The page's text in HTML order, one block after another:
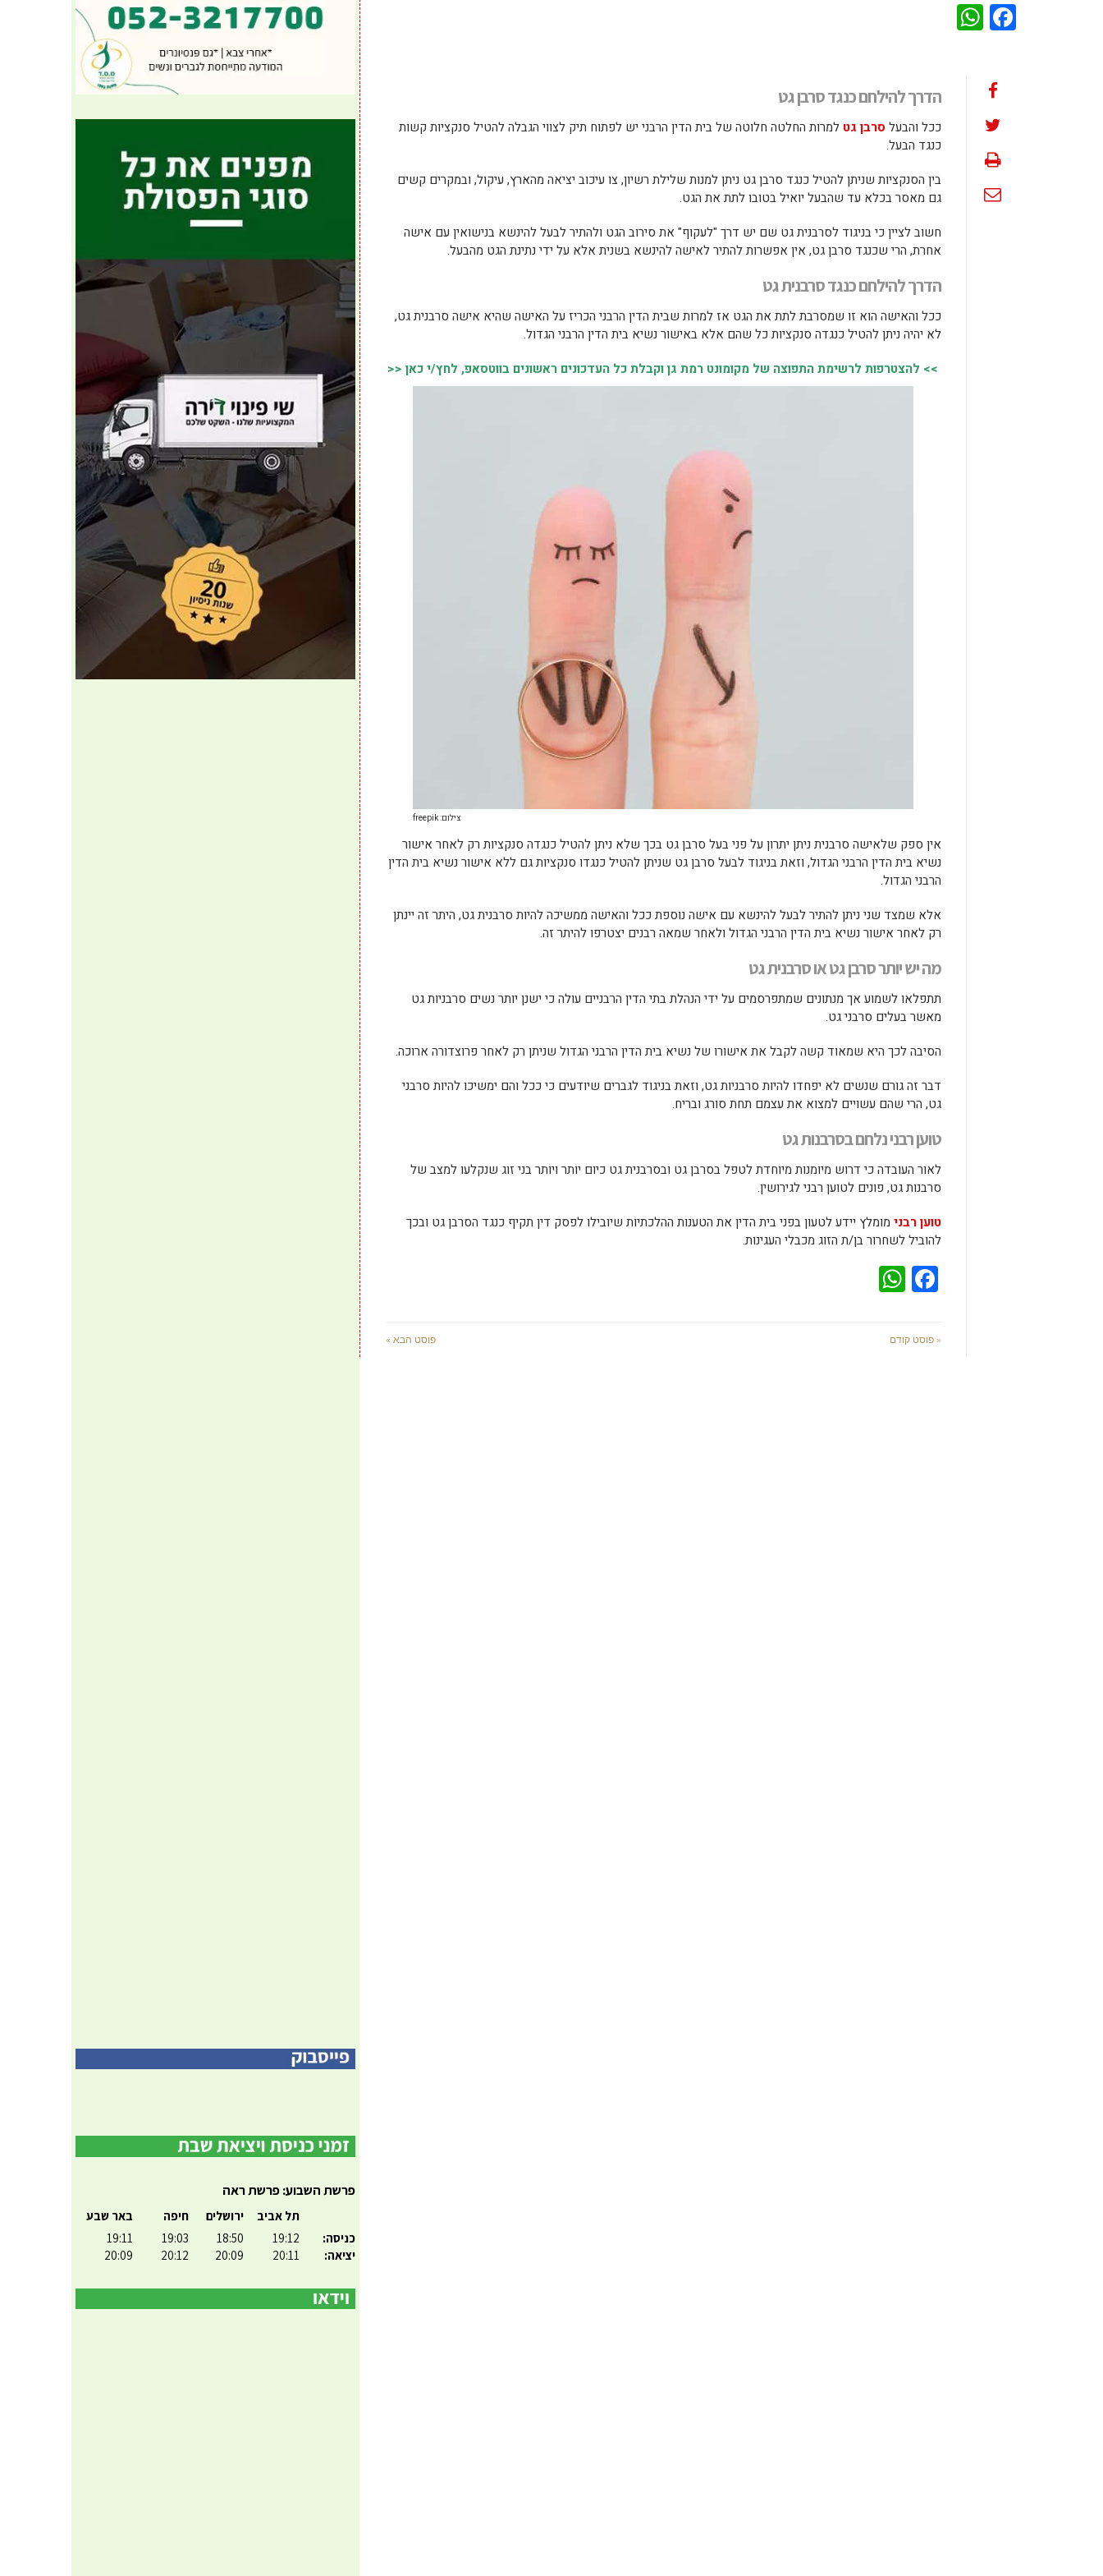
Facebook
הדרך להילחם כנגד סרבן גט
ככל והבעל סרבן גט למרות החלטה חלוטה של בית הדין הרבני יש לפתוח תיק לצווי הגבלה להטיל סנקציות קשות
כנגד הבעל.
בין הסנקציות שניתן להטיל כנגד סרבן גט ניתן למנות שלילת רשיון, צו עיכוב יציאה מהארץ, עיקול, ובמקרים קשים
גם מאסר בכלא עד שהבעל יואיל בטובו לתת את הגט.
חשוב לציין כי בניגוד לסרבנית גט שם יש דרך "לעקוף" את סירוב הגט ולהתיר לבעל להינשא בנישואין עם אישה
אחרת, הרי שכנגד סרבן גט, אין אפשרות להתיר לאישה להינשא בשנית אלא על ידי נתינת הגט מהבעל.
הדרך להילחם כנגד סרבנית גט
ככל והאישה הוא זו שמסרבת לתת את הגט אז למרות שבית הדין הרבני הכריז על האישה שהיא אישה סרבנית גט,
לא יהיה ניתן להטיל כנגדה סנקציות כל שהם אלא באישור נשיא בית הדין הרבני הגדול.
>> להצטרפות לרשימת התפוצה של מקומונט רמת גן וקבלת כל העדכונים ראשונים בווטסאפ, לחץ/י כאן <<
צילום: freepik
אין ספק שלאישה סרבנית ניתן יתרון על פני בעל סרבן גט בכך שלא ניתן להטיל כנגדה סנקציות רק לאחר אישור
נשיא בית הדין הרבני הגדול, וזאת בניגוד לבעל סרבן גט שניתן להטיל כנגדו סנקציות גם ללא אישור נשיא בית הדין
הרבני הגדול.
אלא שמצד שני ניתן להתיר לבעל להינשא עם אישה נוספת ככל והאישה ממשיכה להיות סרבנית גט, היתר זה יינתן
רק לאחר אישור נשיא בית הדין הרבני הגדול ולאחר שמאה רבנים יצטרפו להיתר זה.
מה יש יותר סרבן גט או סרבנית גט
תתפלאו לשמוע אך מנתונים שמתפרסמים על ידי הנהלת בתי הדין הרבניים עולה כי ישנן יותר נשים סרבניות גט
מאשר בעלים סרבני גט.
הסיבה לכך היא שמאוד קשה לקבל את אישורו של נשיא בית הדין הרבני הגדול שניתן רק לאחר פרוצדורה ארוכה.
דבר זה גורם שנשים לא יפחדו להיות סרבניות גט, וזאת בניגוד לגברים שיודעים כי ככל והם ימשיכו להיות סרבני
גט, הרי שהם עשויים למצוא את עצמם תחת סורג ובריח.
טוען רבני נלחם בסרבנות גט
לאור העובדה כי דרוש מיומנות מיוחדת לטפל בסרבן גט ובסרבנית גט כיום יותר ויותר בני זוג שנקלעו למצב של
סרבנות גט, פונים לטוען רבני לגירושין.
טוען רבני מומלץ יידע לטעון בפני בית הדין את הטענות ההלכתיות שיובילו לפסק דין תקיף כנגד הסרבן גט ובכך
להוביל לשחרור בן/ת הזוג מכבלי העגינות.
Facebook
« פוסט קודם פוסט הבא »
פרשת השבוע: פרשת ראה
כניסה:
יציאה:
תל אביב
19:12
20:11
ירושלים
18:50
20:09
חיפה
19:03
20:12
באר שבע
19:11
20:09